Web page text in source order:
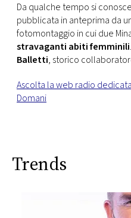
Da qualche tempo si
pubblicata in anteprima da
fotomontaggio in cui due
stravaganti abiti femminili
Balletti, storico
Ascolta la web radio dedicata
Domani
Trends